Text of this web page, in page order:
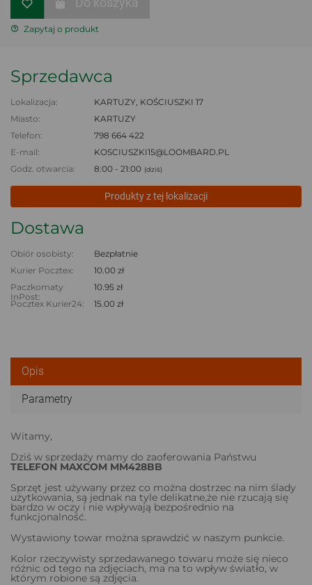
Zapytaj o produkt
Sprzedawca
Lokalizacja:
KARTUZY, KOŚCIUSZKI 17
Miasto:
KARTUZY
Telefon:
798 664 422
E-mail:
KOSCIUSZKI15@LOOMBARD.PL
Godz. otwarcia:
8:00 - 21:00 (dziś)
Produkty z tej lokalizacji
Dostawa
Obiór osobisty:
Bezpłatnie
Kurier Pocztex:
10.00 zł
Paczkomaty
InPost:
10.95 zł
Pocztex Kurier24:
15.00 zł
Opis
Parametry
Witamy,
Dziś w sprzedaży mamy do zaoferowania Państwu
TELEFON MAXCOM MM428BB
Sprzęt jest używany przez co można dostrzec na nim ślady
użytkowania, są jednak na tyle delikatne,że nie rzucają się
bardzo w oczy i nie wpływają bezpośrednio na
funkcjonalność.
Wystawiony towar można sprawdzić w naszym punkcie.
Kolor rzeczywisty sprzedawanego towaru może się nieco
różnic od tego na zdjęciach, ma na to wpływ światło, w
którym robione są zdjęcia.